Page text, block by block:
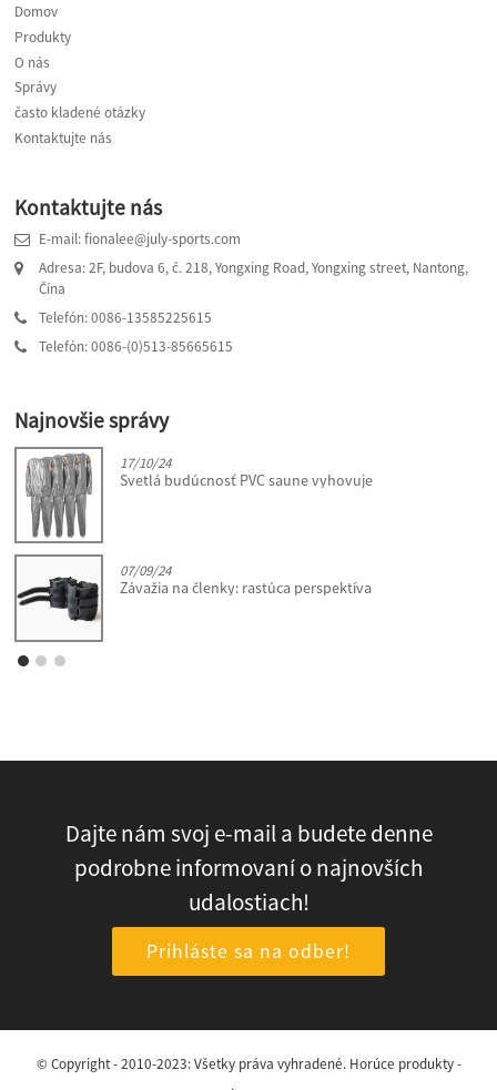
Domov
Produkty
O nás
Správy
často kladené otázky
Kontaktujte nás
Kontaktujte nás
E-mail: fionalee@july-sports.com
Adresa: 2F, budova 6, č. 218, Yongxing Road, Yongxing street, Nantong,
Čína
Telefón: 0086-13585225615
Telefón: 0086-(0)513-85665615
Najnovšie správy
17/10/24
Svetlá budúcnosť PVC saune vyhovuje
07/09/24
Závažia na členky: rastúca perspektíva
Dajte nám svoj e-mail a budete denne
podrobne informovaní o najnovších
udalostiach!
Prihláste sa na odber!
© Copyright - 2010-2023: Všetky práva vyhradené. Horúce produkty-